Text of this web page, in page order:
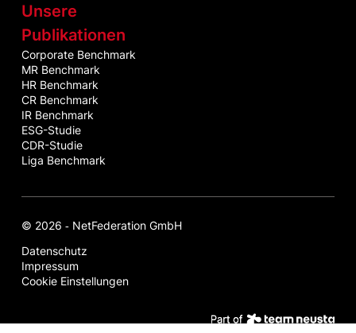
Unsere
Publikationen
Corporate Benchmark
MR Benchmark
HR Benchmark
CR Benchmark
IR Benchmark
ESG-Studie
CDR-Studie
Liga Benchmark
© 2026 ‐ NetFederation GmbH
Datenschutz
Impressum
Cookie Einstellungen